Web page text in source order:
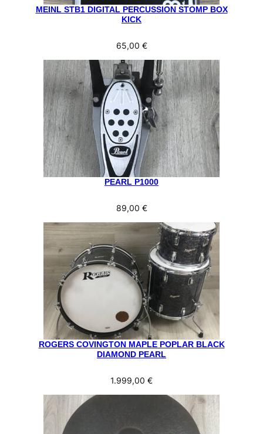
MEINL STB1 DIGITAL PERCUSSION STOMP BOX
KICK
65,00 €
PEARL P1000
89,00 €
ROGERS COVINGTON MAPLE POPLAR BLACK
DIAMOND PEARL
1.999,00 €